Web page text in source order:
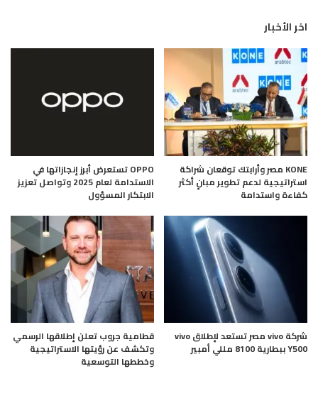
اخر الأخبار
KONE مصر وأرابتك توقعان شراكة
استراتيجية لدعم تطوير مبانٍ أكثر
كفاءة واستدامة
OPPO تستعرض أبرز إنجازاتها في
الاستدامة لعام 2025 وتواصل تعزيز
الابتكار المسؤول
شركة vivo مصر تستعد لإطلاق vivo
Y500 ببطارية 8100 مللي أمبير
قطامية جروب تعلن إطلاقها الرسمي
وتكشف عن رؤيتها الاستراتيجية
وخططها التوسعية